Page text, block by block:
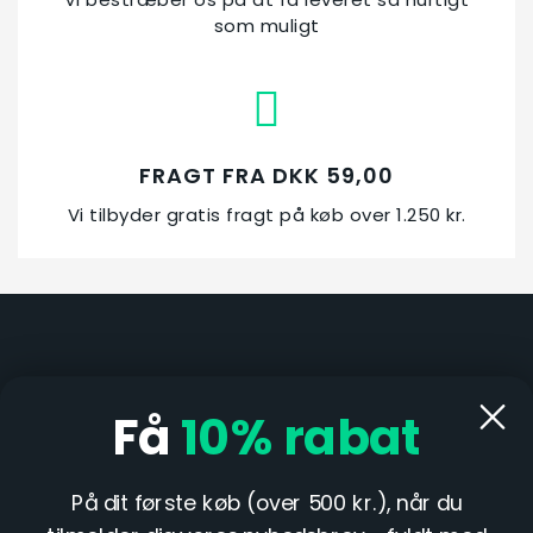
som muligt
FRAGT FRA DKK 59,00
Vi tilbyder gratis fragt på køb over 1.250 kr.
INFORMATION
Få 10% rabat
På dit første køb (over 500 kr.), når du